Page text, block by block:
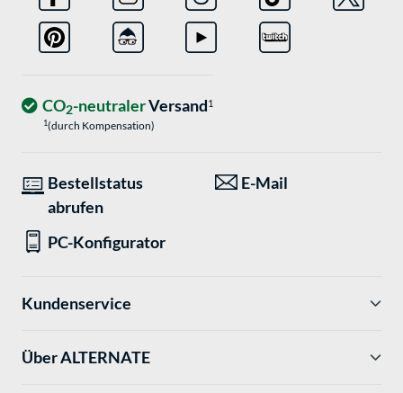
CO2-neutralerVersand1
1(durch Kompensation)
Bestellstatus
abrufen
E-Mail
PC-Konfigurator
Kundenservice
Über ALTERNATE